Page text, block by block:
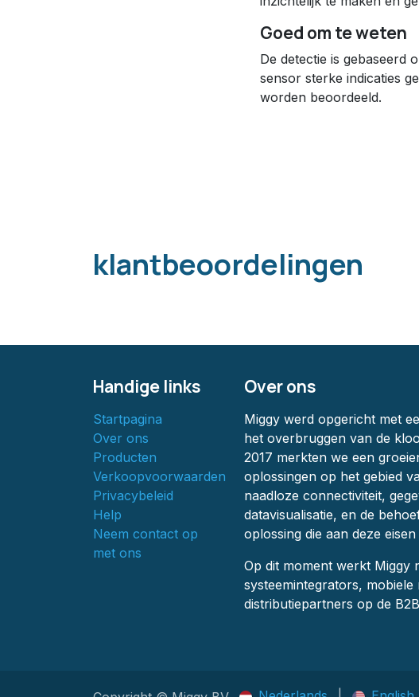
Goed om te weten
De detectie is gebaseerd
sensor sterke indicaties
worden beoordeeld.
klantbeoordelingen
Handige links
Startpagina
Over ons
Producten
Verkoopvoorwaarden
Privacybeleid
Help
Neem contact op
met ons
Over ons
Miggy werd opgericht met
het overbruggen van de
2017 merkten we een
oplossingen op het gebied
naadloze connectiviteit,
datavisualisatie, en de
oplossing die aan deze
Op dit moment werkt Miggy
systeemintegrators,
distributiepartners op de